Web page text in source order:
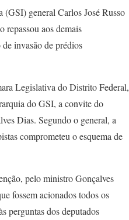
(GSI) general Carlos José Russo
repassou aos demais
invasão de prédios
Legislativa do Distrito Federal,
do GSI, a convite do
Dias. Segundo o general, a
comprometeu o esquema de
pelo ministro Gonçalves
fossem acionados todos os
perguntas dos deputados